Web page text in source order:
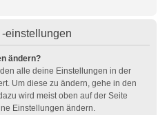
einstellungen
ändern?
alle deine Einstellungen in der
Um diese zu ändern, gehe in den
wird meist oben auf der Seite
Einstellungen ändern.